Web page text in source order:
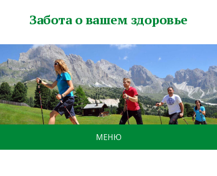
Забота о вашем здоровье
МЕНЮ